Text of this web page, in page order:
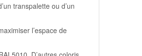
transpalette ou d’un
l’espace de